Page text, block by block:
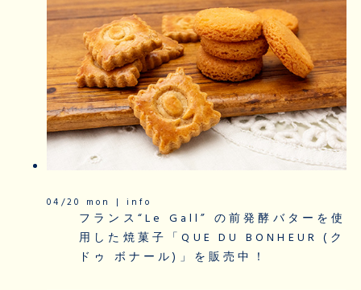
04/20 mon | info
フランス“Le Gall” の前発酵バターを使
用した焼菓子「QUE DU BONHEUR (ク
ドゥ ボナール)」を販売中！